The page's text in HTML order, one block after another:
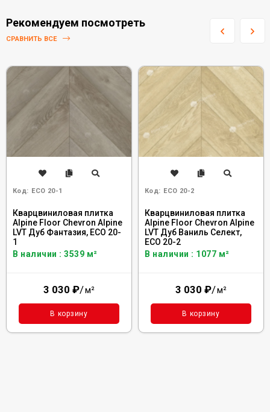
Рекомендуем посмотреть
СРАВНИТЬ ВСЕ
Код: ECO 20-1
Кварцвиниловая плитка
Alpine Floor Chevron Alpine
LVT Дуб Фантазия, ECO 20-
1
В наличии : 3539 м²
3 030 ₽/м²
В корзину
Код: ECO 20-2
Кварцвиниловая плитка
Alpine Floor Chevron Alpine
LVT Дуб Ваниль Селект,
ECO 20-2
В наличии : 1077 м²
3 030 ₽/м²
В корзину